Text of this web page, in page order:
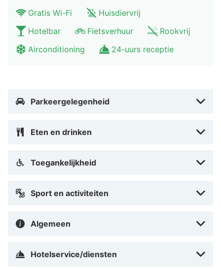
Gratis Wi-Fi
Huisdiervrij
Hotelbar
Fietsverhuur
Rookvrij
Airconditioning
24-uurs receptie
Parkeergelegenheid
Eten en drinken
Toegankelijkheid
Sport en activiteiten
Algemeen
Hotelservice/diensten